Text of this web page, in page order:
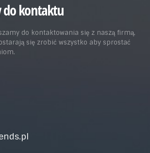
do kontaktu
do kontaktowania się z naszą firmą,
się zrobić wszystko aby sprostać